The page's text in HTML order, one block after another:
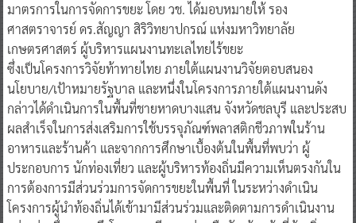
มาตรการในการจัดการขยะ โดย วช. ได้มอบหมายให้ รอง
ศาสตราจารย์ ดร.สัญญา สิริวิทยาปกรณ์ แห่งมหาวิทยาลัย
เกษตรศาสตร์ ผู้บริหารแผนงานทะเลไทยไร้ขยะ
ซึ่งเป็นโครงการวิจัยท้าทายไทย ภายใต้แผนงานวิจัยตอบสนอง
นโยบาย/เป้าหมายรัฐบาล และหนึ่งในโครงการภายใต้แผนงานดัง
กล่าวได้ดำเนินการในพื้นที่ชายหาดบางแสน จังหวัดชลบุรี และประสบ
ผลสำเร็จในการส่งเสริมการใช้บรรจุภัณฑ์พลาสติกชีวภาพในร้าน
อาหารและร้านค้า และจากการศึกษาเบื้องต้นในพื้นที่พบว่า ผู้
ประกอบการ นักท่องเที่ยว และผู้บริหารท้องถิ่นมีความเห็นตรงกันใน
การต้องการมีส่วนร่วมการจัดการขยะในพื้นที่ ในระหว่างดำเนิน
โครงการผู้นำท้องถิ่นได้เข้ามามีส่วนร่วมและติดตามการดำเนินงาน